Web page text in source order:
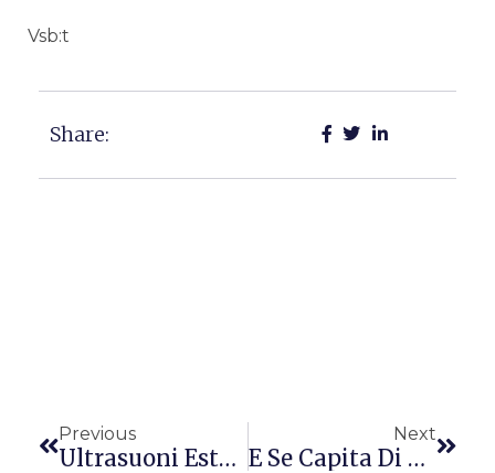
Vsb:t
Share:
Previous
Ultrasuoni Estetici: Controindicazioni
Next
E Se Capita Di Esagerare? Consigli Per Dimagrire – Parte X